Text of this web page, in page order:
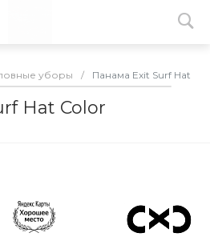
уборы / Панама Exit Surf Hat
Hat Color